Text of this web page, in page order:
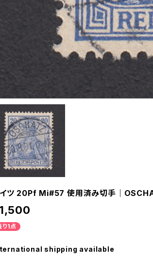
ツ 20Pf Mi#57 使用済み切手｜
り1点
shipping available